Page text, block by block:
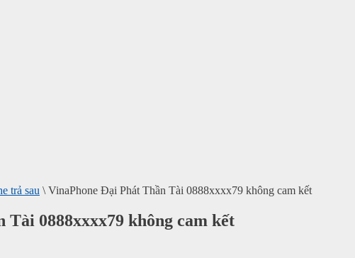
trả sau \ VinaPhone Đại Phát Thần Tài 0888xxxx79 không cam kết
Tài 0888xxxx79 không cam kết